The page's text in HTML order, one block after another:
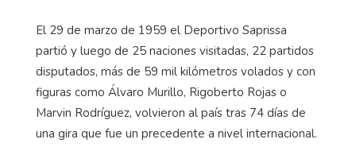
El 29 de marzo de 1959 el Deportivo Saprissa
partió y luego de 25 naciones visitadas, 22 partidos
disputados, más de 59 mil kilómetros volados y con
figuras como Álvaro Murillo, Rigoberto Rojas o
Marvin Rodríguez, volvieron al país tras 74 días de
una gira que fue un precedente a nivel internacional.